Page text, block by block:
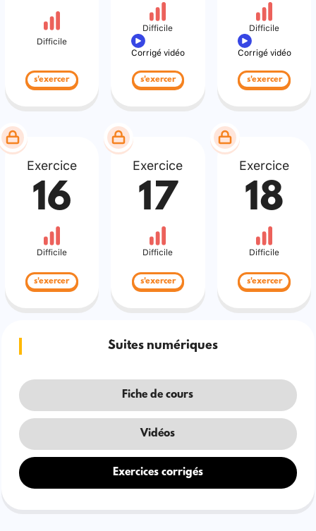
Difficile
s'exercer
Difficile
Corrigé vidéo
s'exercer
Difficile
Corrigé vidéo
s'exercer
Exercice
16
Difficile
s'exercer
Exercice
17
Difficile
s'exercer
Exercice
18
Difficile
s'exercer
Suites numériques
Fiche de cours
Vidéos
Exercices corrigés